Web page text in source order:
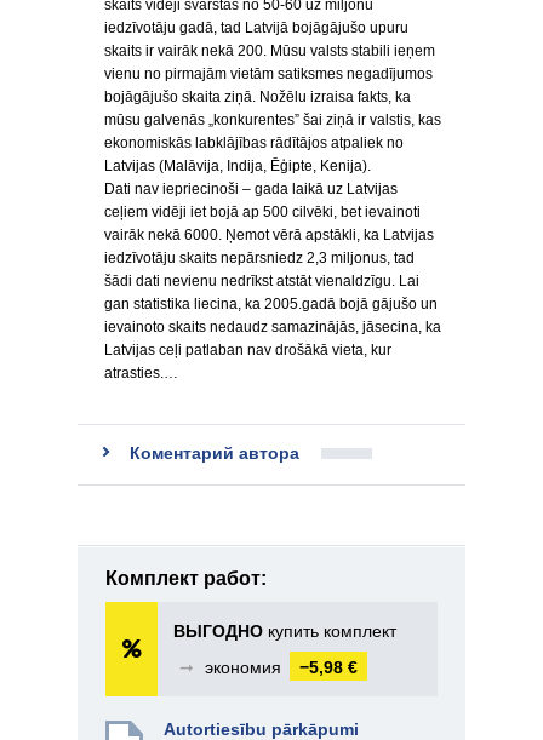
skaits vidēji svārstās no 50-60 uz miljonu
iedzīvotāju gadā, tad Latvijā bojāgājušo upuru
skaits ir vairāk nekā 200. Mūsu valsts stabili ieņem
vienu no pirmajām vietām satiksmes negadījumos
bojāgājušo skaita ziņā. Nožēlu izraisa fakts, ka
mūsu galvenās „konkurentes” šai ziņā ir valstis, kas
ekonomiskās labklājības rādītājos atpaliek no
Latvijas (Malāvija, Indija, Ēģipte, Kenija).
Dati nav iepriecinoši – gada laikā uz Latvijas
ceļiem vidēji iet bojā ap 500 cilvēki, bet ievainoti
vairāk nekā 6000. Ņemot vērā apstākli, ka Latvijas
iedzīvotāju skaits nepārsniedz 2,3 miljonus, tad
šādi dati nevienu nedrīkst atstāt vienaldzīgu. Lai
gan statistika liecina, ka 2005.gadā bojā gājušo un
ievainoto skaits nedaudz samazinājās, jāsecina, ka
Latvijas ceļi patlaban nav drošākā vieta, kur
atrasties.…
Коментарий автора
Комплект работ:
ВЫГОДНО купить комплект
➞
экономия −5,98 €
Autortiesību pārkāpumi